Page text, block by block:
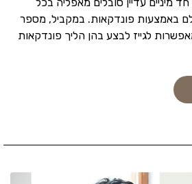
באמצעות פונדקאות. במקביל, מספר
לגייז לבצע בהן הליך פונדקאות